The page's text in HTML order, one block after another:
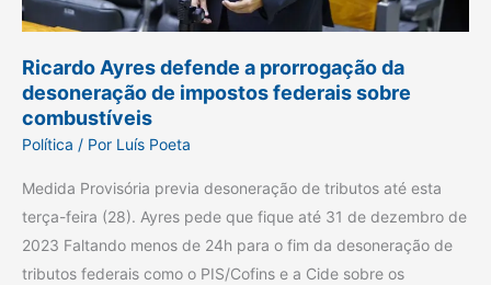
Ricardo Ayres defende a prorrogação da
desoneração de impostos federais sobre
combustíveis
Política / Por Luís Poeta
Medida Provisória previa desoneração de tributos até esta
terça-feira (28). Ayres pede que fique até 31 de dezembro de
2023 Faltando menos de 24h para o fim da desoneração de
tributos federais como o PIS/Cofins e a Cide sobre os
sobre
combustíveis